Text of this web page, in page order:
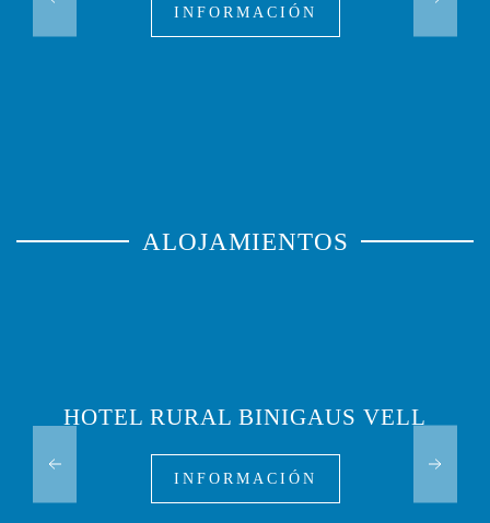
INFORMACIÓN
ALOJAMIENTOS
HOTEL RURAL BINIGAUS VELL
INFORMACIÓN